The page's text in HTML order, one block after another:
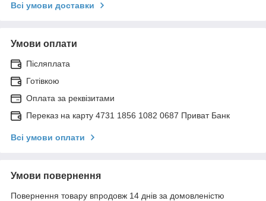
Всі умови доставки
Умови оплати
Післяплата
Готівкою
Оплата за реквізитами
Переказ на карту 4731 1856 1082 0687 Приват Банк
Всі умови оплати
Умови повернення
Повернення товару впродовж 14 днів за домовленістю